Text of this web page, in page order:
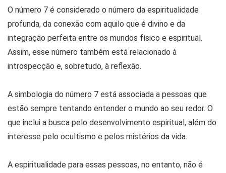
O número 7 é considerado o número da espiritualidade
profunda, da conexão com aquilo que é divino e da
integração perfeita entre os mundos físico e espiritual.
Assim, esse número também está relacionado à
introspecção e, sobretudo, à reflexão.
A simbologia do número 7 está associada a pessoas que
estão sempre tentando entender o mundo ao seu redor. O
que inclui a busca pelo desenvolvimento espiritual, além do
interesse pelo ocultismo e pelos mistérios da vida.
A espiritualidade para essas pessoas, no entanto, não é